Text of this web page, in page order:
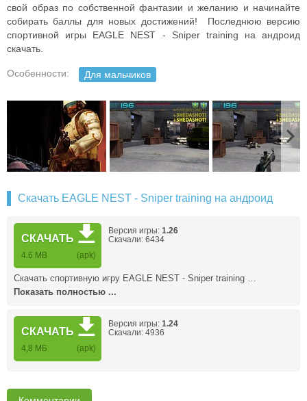
свой образ по собственной фантазии и желанию и начинайте
собирать баллы для новых достижений! Последнюю версию
спортивной игры EAGLE NEST - Sniper training на андроид
скачать.
Особенности: Для мальчиков
Скачать EAGLE NEST - Sniper training на андроид
СКАЧАТЬ
4.6 MB (apk)
Версия игры: 1.26
Скачали: 6434
Скачать спортивную игру EAGLE NEST - Sniper training …
Показать полностью ...
СКАЧАТЬ
4,8 MБ (apk)
Версия игры: 1.24
Скачали: 4936